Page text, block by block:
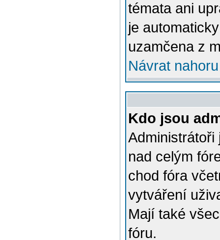
témata ani
je
uzamčena z
Návrat nahoru
Kdo jsou
nad celým
chod fóra
vytváření
Mají také
fóru.